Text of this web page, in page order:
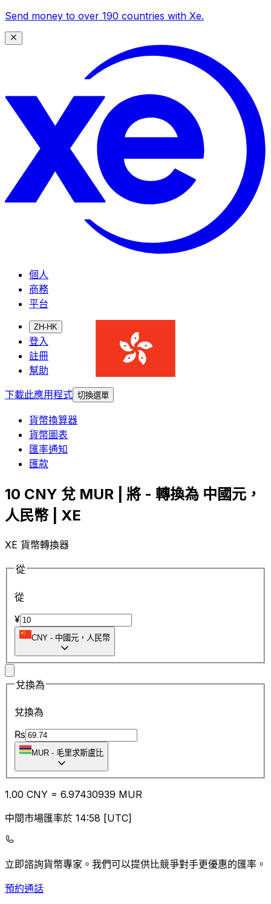
Send money to over 190 countries with Xe.
個人
商務
平台
ZH-HK
登入
註冊
幫助
下載此應用程式 切換選單
貨幣換算器
貨幣圖表
匯率通知
匯款
10 CNY 兌 MUR | 將 - 轉換為 中國元，
人民幣 | XE
XE 貨幣轉換器
從
從
¥
CNY - 中國元，人民幣
兌換為
兌換為
₨
MUR - 毛里求斯盧比
1.00 CNY = 6.97430939 MUR
中間市場匯率於 14:58 [UTC]
立即諮詢貨幣專家。 我們可以提供比競爭對手更優惠的匯率。
預約通話